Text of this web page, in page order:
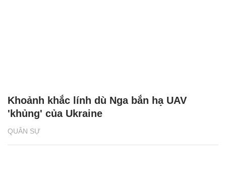
QUÂN SỰ
Khoảnh khắc lính dù Nga bắn hạ UAV
'khủng' của Ukraine